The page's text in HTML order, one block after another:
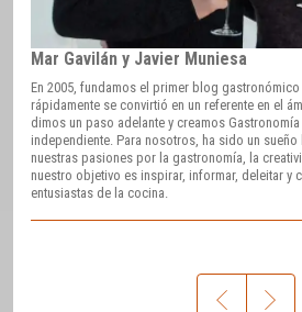
Mar Gavilán y Javier Muniesa
En 2005, fundamos el primer blog
rápidamente se convirtió en un referente en el
dimos un paso adelante y creamos
independiente. Para nosotros, ha sido un
nuestras pasiones por la gastronomía, la
nuestro objetivo es inspirar, informar, deleitar y
entusiastas de la cocina.